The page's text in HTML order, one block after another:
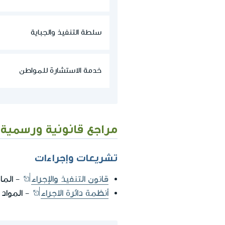
سلطة التنفيذ والجباية
خدمة الاستشارة للمواطن
مراجع قانونية ورسمية
تشريعات وإجراءات
قانون التنفيذ والإجراء
-
أنظمة دائرة الاجراء
- المواد 92،